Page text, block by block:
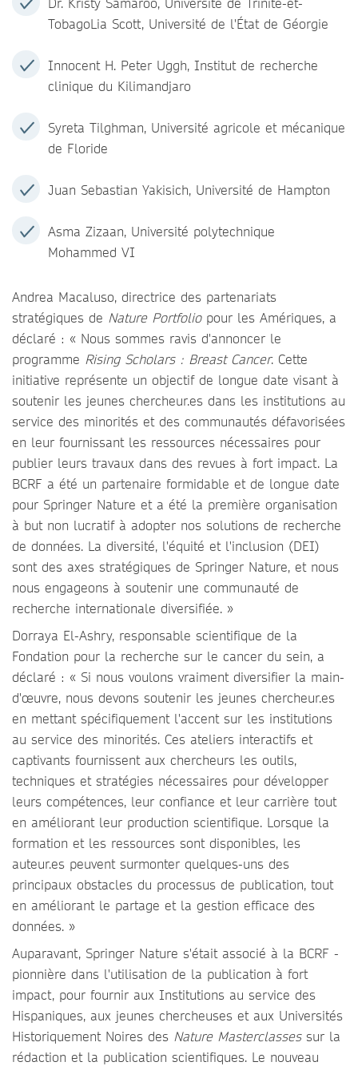
TobagoLia Scott, Université de l'État de Géorgie
Innocent H. Peter Uggh, Institut de recherche
clinique du Kilimandjaro
Syreta Tilghman, Université agricole et mécanique
de Floride
Juan Sebastian Yakisich, Université de Hampton
Asma Zizaan, Université polytechnique
Mohammed VI
Andrea Macaluso, directrice des partenariats
stratégiques de Nature Portfoliopour les Amériques, a
déclaré : « Nous sommes ravis d'annoncer le
programme Rising Scholars : Breast Cancer. Cette
initiative représente un objectif de longue date visant à
soutenir les jeunes chercheur.es dans les institutions au
service des minorités et des communautés défavorisées
en leur fournissant les ressources nécessaires pour
publier leurs travaux dans des revues à fort impact. La
BCRF a été un partenaire formidable et de longue date
pour Springer Nature et a été la première organisation
à but non lucratif à adopter nos solutions de recherche
de données. La diversité, l'équité et l'inclusion (DEI)
sont des axes stratégiques de Springer Nature, et nous
nous engageons à soutenir une communauté de
recherche internationale diversifiée. »
Dorraya El-Ashry, responsable scientifique de la
Fondation pour la recherche sur le cancer du sein, a
déclaré : « Si nous voulons vraiment diversifier la main-
d'œuvre, nous devons soutenir les jeunes chercheur.es
en mettant spécifiquement l'accent sur les institutions
au service des minorités. Ces ateliers interactifs et
captivants fournissent aux chercheurs les outils,
techniques et stratégies nécessaires pour développer
leurs compétences, leur confiance et leur carrière tout
en améliorant leur production scientifique. Lorsque la
formation et les ressources sont disponibles, les
auteur.es peuvent surmonter quelques-uns des
principaux obstacles du processus de publication, tout
en améliorant le partage et la gestion efficace des
données. »
Auparavant, Springer Nature s'était associé à la BCRF -
pionnière dans l'utilisation de la publication à fort
impact, pour fournir aux Institutions au service des
Hispaniques, aux jeunes chercheuses et aux Universités
Historiquement Noires des Nature Masterclassessur la
rédaction et la publication scientifiques. Le nouveau